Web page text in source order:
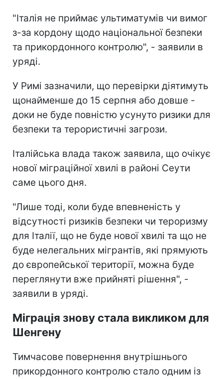
"Італія не приймає ультиматумів чи вимог
з-за кордону щодо національної безпеки
та прикордонного контролю", - заявили в
уряді.
У Римі зазначили, що перевірки діятимуть
щонайменше до 15 серпня або довше -
доки не буде повністю усунуто ризики для
безпеки та терористичні загрози.
Італійська влада також заявила, що очікує
нової міграційної хвилі в районі Сеути
саме цього дня.
"Лише тоді, коли буде впевненість у
відсутності ризиків безпеки чи тероризму
для Італії, що не буде нової хвилі та що не
буде нелегальних мігрантів, які прямують
до європейської території, можна буде
переглянути вже прийняті рішення", -
заявили в уряді.
Міграція знову стала викликом для
Шенгену
Тимчасове повернення внутрішнього
прикордонного контролю стало одним із